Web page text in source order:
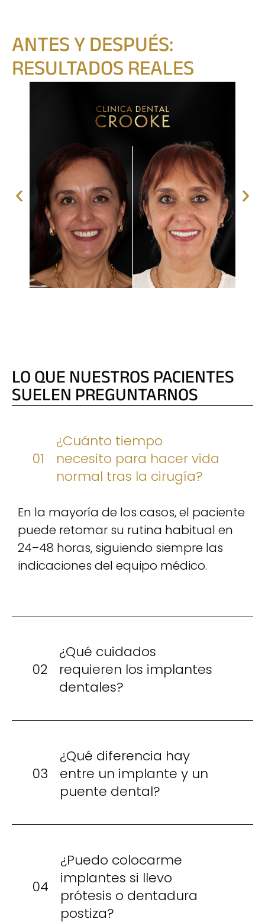
ANTES Y DESPUÉS:
RESULTADOS REALES
LO QUE NUESTROS PACIENTES
SUELEN PREGUNTARNOS
01
¿Cuánto tiempo
necesito para hacer vida
normal tras la cirugía?
En la mayoría de los casos, el paciente
puede retomar su rutina habitual en
24–48 horas, siguiendo siempre las
indicaciones del equipo médico.
02
¿Qué cuidados
requieren los implantes
dentales?
03
¿Qué diferencia hay
entre un implante y un
puente dental?
04
¿Puedo colocarme
implantes si llevo
prótesis o dentadura
postiza?